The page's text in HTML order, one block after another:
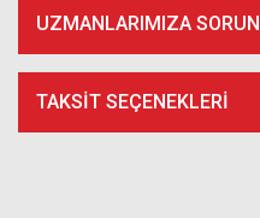
UZMANLARIMIZA SORUN
TAKSIT SEÇENEKLERI